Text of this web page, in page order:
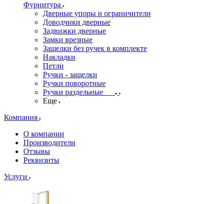
Фурнитура
Дверные упоры и ограничители
Доводчики дверные
Задвижки дверные
Замки врезные
Защелки без ручек в комплекте
Накладки
Петли
Ручки - защелки
Ручки поворотные
Ручки раздельные
Еще
Компания
О компании
Производители
Отзывы
Реквизиты
Услуги